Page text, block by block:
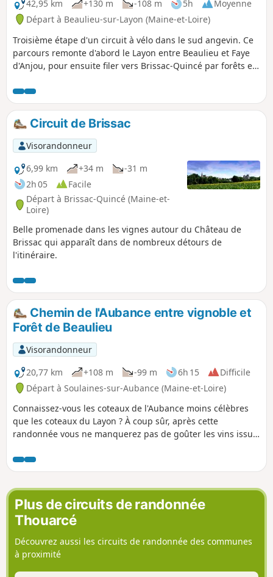
42,95 km +130 m -108 m 5h
Moyenne
Départ à Beaulieu-sur-Layon (Maine-et-Loire)
Troisième étape d'un circuit à vélo dans le sud angevin. Ce
parcours remonte d'abord le Layon entre Beaulieu et Faye
d'Anjou, pour ensuite filer vers Brissac-Quincé par forêts et
rejoint ensuite le chapelet de villages qui bordent la Loire,
pour descendre ensuite jusqu'aux Ponts-de-Cé. Le
franchissement du fleuve marque la fin du vignoble, et
l'entrée dans l'agglomération angevine, terme du périple de
trois jours.
Circuit de Brissac
Visorandonneur
6,99 km
+34 m
-31 m
2h 05
Facile
Départ à Brissac-Quincé (Maine-et-
Loire)
Belle promenade dans les vignes autour du Château de
Brissac qui apparaît dans de nombreux détours de
l'itinéraire.
Chemin de l'Aubance entre vignoble et
Forêt de Beaulieu
Visorandonneur
20,77 km
+108 m -99 m 6h 15
Difficile
Départ à Soulaines-sur-Aubance (Maine-et-Loire)
Connaissez-vous les coteaux de l'Aubance moins célèbres
que les coteaux du Layon ? À coup sûr, après cette
randonnée vous ne manquerez pas de goûter les vins issus
petite rivière qui se jette dans le Louet, lui-même bras de la
Loire. Vous êtes dans un paysage vallonné en partie boisé,
souvent avec une vue dégagée. Le Château de Noizé par
son cadre et son esthétique est exceptionnel. La randonnée
est un peu longue mais très variée sans gros dénivelé.
Plus de circuits de randonnée
Thouarcé
Découvrez aussi les circuits de randonnée des communes
à proximité